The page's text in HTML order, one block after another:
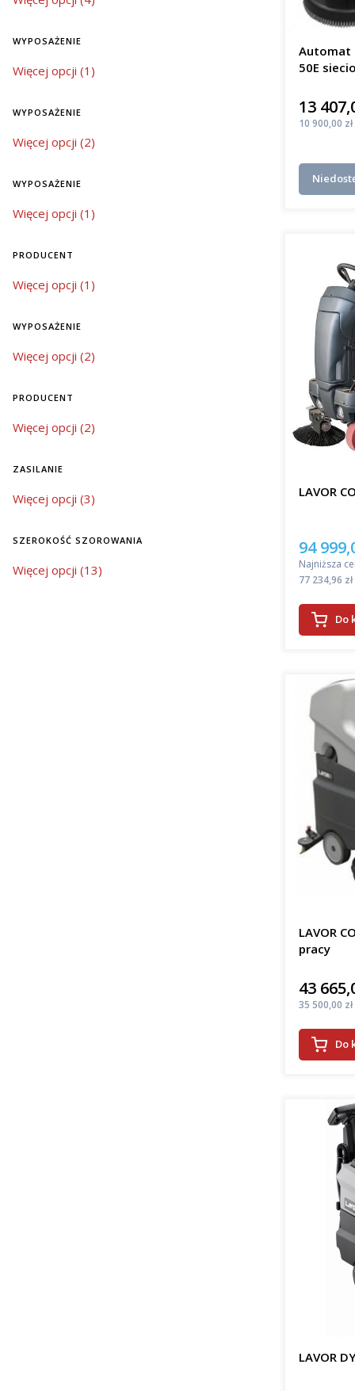
WYPOSAŻENIE
wyposażenie
Więcej opcji (1)
WYPOSAŻENIE
wyposażenie
Więcej opcji (2)
WYPOSAŻENIE
wyposażenie
Więcej opcji (1)
PRODUCENT
Producent
Więcej opcji (1)
WYPOSAŻENIE
wyposażenie
Więcej opcji (2)
PRODUCENT
Producent
Więcej opcji (2)
ZASILANIE
zasilanie
Więcej opcji (3)
SZEROKOŚĆ SZOROWANIA
szerokość szorowania
Więcej opcji (13)
Jaki
W
różnią się
jak
środków
bardziej
Jeśli
znacząco
do
można
Automat
50E
Cena
13
Cena
10 900,00 zł
LAVOR
Cena
94
Najniższa
Cena
77 234,96 zł
Do
LAVOR
pracy
Cena
43
Cena
35 500,00 zł
Do
LAVOR